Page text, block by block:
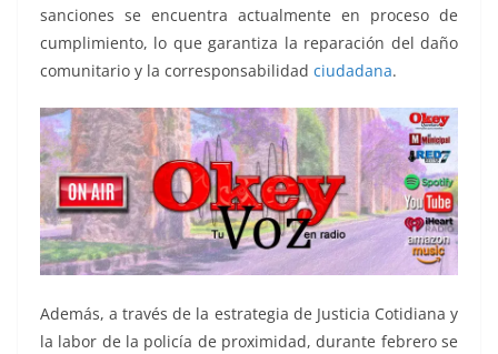
sanciones se encuentra actualmente en proceso de
cumplimiento, lo que garantiza la reparación del daño
comunitario y la corresponsabilidad ciudadana.
Además, a través de la estrategia de Justicia Cotidiana y
la labor de la policía de proximidad, durante febrero se